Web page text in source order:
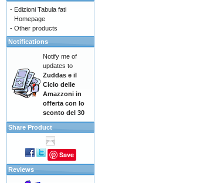
- Edizioni Tabula fati
Homepage
- Other products
Notifications
Notify me of
updates to
Zuddas e il
Ciclo delle
Amazzoni in
offerta con lo
sconto del 30
Share Product
Save
Reviews